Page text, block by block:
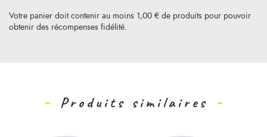
Votre panier doit contenir au moins 1,00 € de produits pour pouvoir
obtenir des récompenses fidélité.
Produits similaires